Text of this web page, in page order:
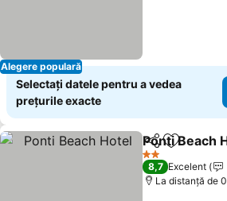
Alegere populară
Selectați datele pentru a vedea
prețurile exacte
DistribuițiAdăugaţi
Ponti Beach
2 Stele
8,7 Excelent
La distanță de